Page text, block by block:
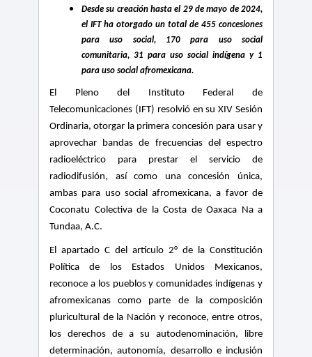
Desde su creación hasta el 29 de mayo de 2024,
el IFT ha otorgado un total de 455 concesiones
para uso social, 170 para uso social
comunitaria, 31 para uso social indígena y 1
para uso social afromexicana.
El Pleno del Instituto Federal de
Telecomunicaciones (IFT) resolvió en su XIV Sesión
Ordinaria, otorgar la primera concesión para usar y
aprovechar bandas de frecuencias del espectro
radioeléctrico para prestar el servicio de
radiodifusión, así como una concesión única,
ambas para uso social afromexicana, a favor de
Coconatu Colectiva de la Costa de Oaxaca Na a
Tundaa, A.C.
El apartado C del artículo 2° de la Constitución
Política de los Estados Unidos Mexicanos,
reconoce a los pueblos y comunidades indígenas y
afromexicanas como parte de la composición
pluricultural de la Nación y reconoce, entre otros,
los derechos de a su autodenominación, libre
determinación, autonomía, desarrollo e inclusión